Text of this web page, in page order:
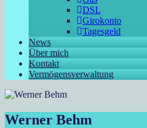
DSL
Girokonto
Tagesgeld
News
Über mich
Kontakt
Vermögensverwaltung
Werner Behm